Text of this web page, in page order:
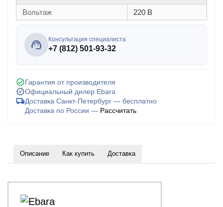
Вольтаж 220 В
Консультация специалиста
+7 (812) 501-93-32
Гарантия от производителя
Официальный дилер Ebara
Доставка Санкт-Петербург — бесплатно
Доставка по России — Рассчитать
Описание Как купить Доставка